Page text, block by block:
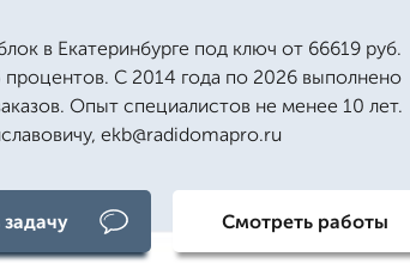
в Екатеринбурге под ключ от 66619 руб.
процентов. С 2014 года по 2026 выполнено
Опыт специалистов не менее 10 лет.
ekb@radidomapro.ru
Смотреть работы